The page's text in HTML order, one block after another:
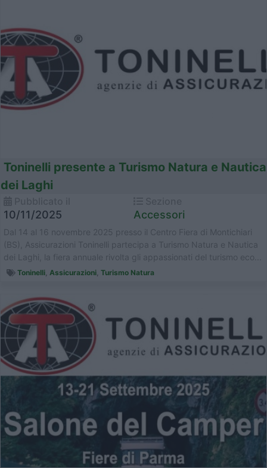
Toninelli presente a Turismo Natura e Nautica
dei Laghi
10/11/2025 Accessori
Dal 14 al 16 novembre 2025 presso il Centro Fiera di Montichiari
(BS), Assicurazioni Toninelli partecipa a Turismo Natura e Nautica
dei Laghi, la fiera annuale rivolta gli appassionati del turismo eco...
Toninelli Assicurazioni Turismo Natura